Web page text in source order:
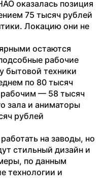
оказалась позиция
75 тысяч рублей
Локацию они не
остаются
рабочие
бытовой техники
по 80 тысяч
— 58 тысяч
зала и аниматоры
рублей
на заводы, но
стильный дизайн и
по данным
технологии и